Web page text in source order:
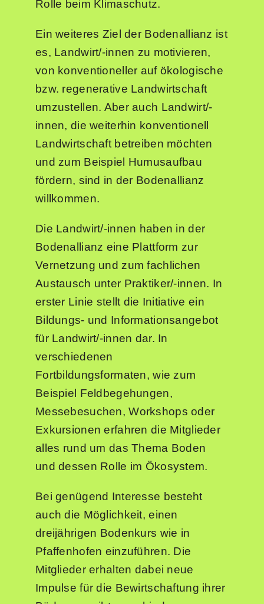
Rolle beim Klimaschutz.
Ein weiteres Ziel der Bodenallianz ist
es, Landwirt/-innen zu motivieren,
von konventioneller auf ökologische
bzw. regenerative Landwirtschaft
umzustellen. Aber auch Landwirt/-
innen, die weiterhin konventionell
Landwirtschaft betreiben möchten
und zum Beispiel Humusaufbau
fördern, sind in der Bodenallianz
willkommen.
Die Landwirt/-innen haben in der
Bodenallianz eine Plattform zur
Vernetzung und zum fachlichen
Austausch unter Praktiker/-innen. In
erster Linie stellt die Initiative ein
Bildungs- und Informationsangebot
für Landwirt/-innen dar. In
verschiedenen
Fortbildungsformaten, wie zum
Beispiel Feldbegehungen,
Messebesuchen, Workshops oder
Exkursionen erfahren die Mitglieder
alles rund um das Thema Boden
und dessen Rolle im Ökosystem.
Bei genügend Interesse besteht
auch die Möglichkeit, einen
dreijährigen Bodenkurs wie in
Pfaffenhofen einzuführen. Die
Mitglieder erhalten dabei neue
Impulse für die Bewirtschaftung ihrer